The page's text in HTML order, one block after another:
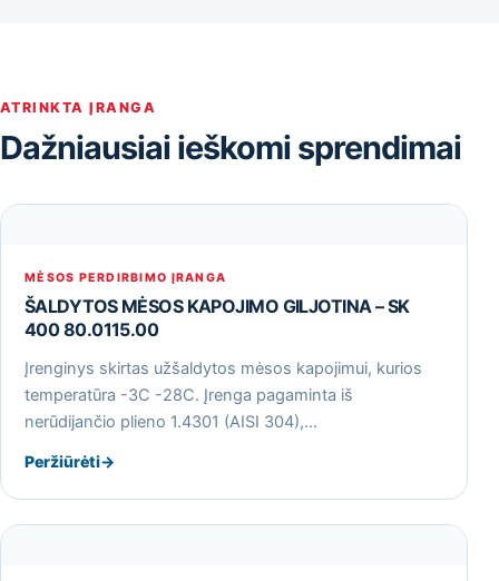
ATRINKTA ĮRANGA
Dažniausiai ieškomi sprendimai
MĖSOS PERDIRBIMO ĮRANGA
ŠALDYTOS MĖSOS KAPOJIMO GILJOTINA – SK
400 80.0115.00
Įrenginys skirtas užšaldytos mėsos kapojimui, kurios
temperatūra -3С -28С. Įrenga pagaminta iš
nerūdijančio plieno 1.4301 (AISI 304),…
Peržiūrėti→